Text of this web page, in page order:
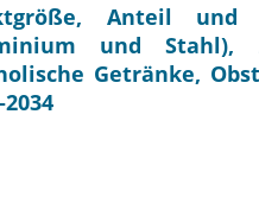
Anteil und
und Stahl),
Getränke,